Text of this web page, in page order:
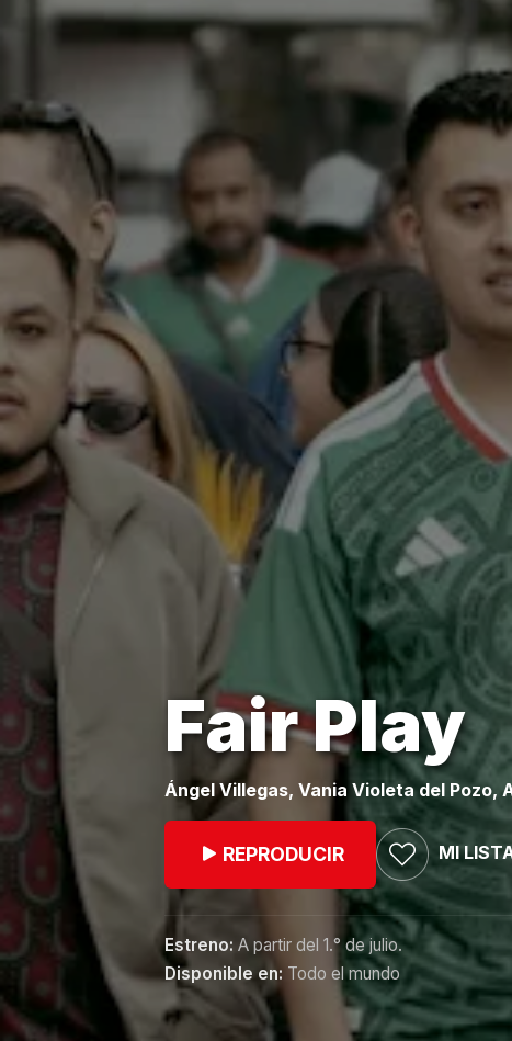
Fair Play
Ángel Villegas, Vania Violeta del Pozo,
REPRODUCIR MI
Estreno: A partir del 1.° de julio.
Disponible en: Todo el mundo